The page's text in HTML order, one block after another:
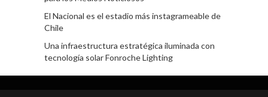
El Nacional es el estadio más instagrameable de
Chile
Una infraestructura estratégica iluminada con
tecnología solar Fonroche Lighting